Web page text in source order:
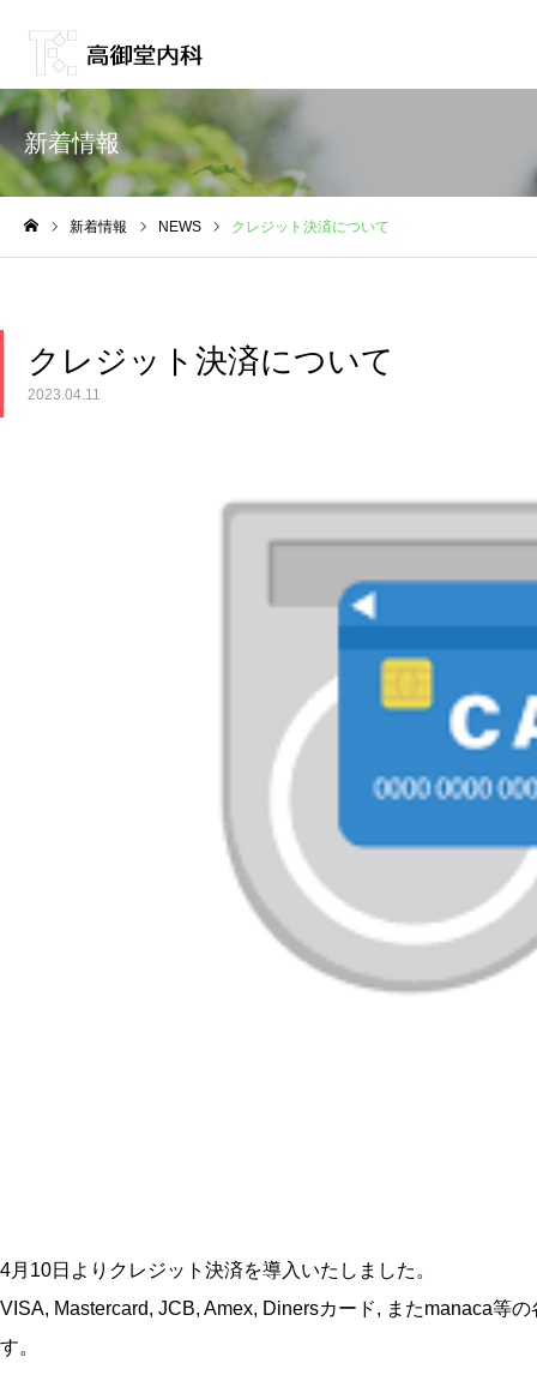
新着情報
新着情報 NEWS クレジット決済について
クレジット決済について
2023.04.11
4月10日よりクレジット決済を導入いたしました。
VISA, Mastercard, JCB, Amex, Dinersカード, またmanaca等
す。